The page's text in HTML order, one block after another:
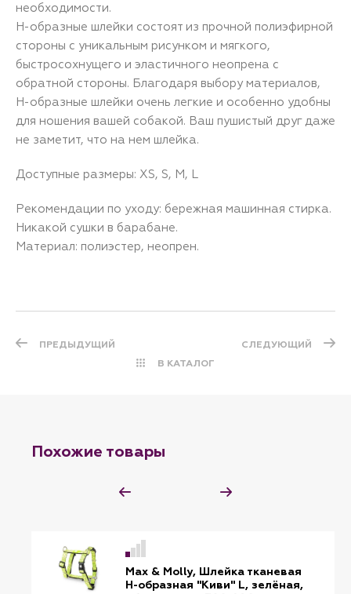
необходимости.
H-образные шлейки состоят из прочной полиэфирной
стороны с уникальным рисунком и мягкого,
быстросохнущего и эластичного неопрена с
обратной стороны. Благодаря выбору материалов,
H-образные шлейки очень легкие и особенно удобны
для ношения вашей собакой. Ваш пушистый друг даже
не заметит, что на нем шлейка.
Доступные размеры: XS, S, M, L
Рекомендации по уходу: бережная машинная стирка.
Никакой сушки в барабане.
Материал: полиэстер, неопрен.
ПРЕДЫДУЩИЙ
В КАТАЛОГ
СЛЕДУЮЩИЙ
Похожие товары
Max & Molly, Шлейка тканевая
H-образная "Киви" L, зелёная,